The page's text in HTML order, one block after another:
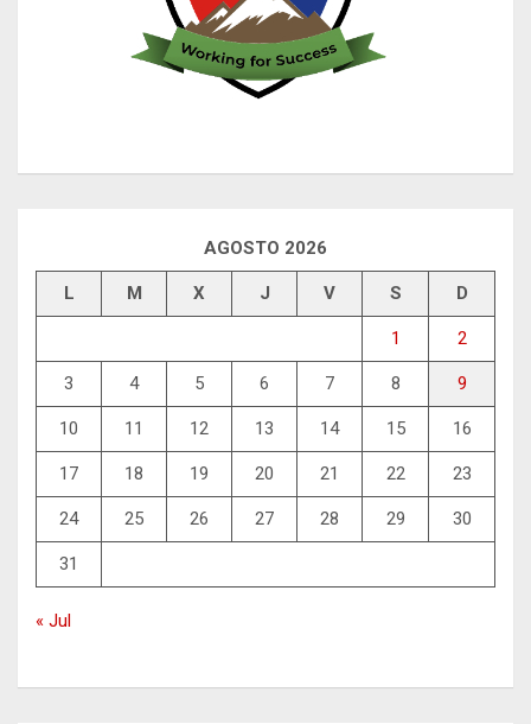
AGOSTO 2026
L M X J V S D
1 2
3 4 5 6 7 8 9
10 11 12 13 14 15 16
17 18 19 20 21 22 23
24 25 26 27 28 29 30
31
« Jul